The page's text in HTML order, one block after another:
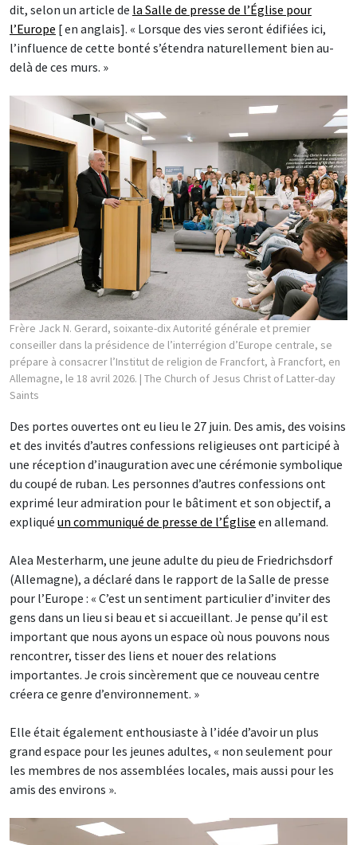
dit, selon un article de la Salle de presse de l’Église pour
l’Europe [ en anglais]. « Lorsque des vies seront édifiées ici,
l’influence de cette bonté s’étendra naturellement bien au-
delà de ces murs. »
Frère Jack N. Gerard, soixante-dix Autorité générale et premier
conseiller dans la présidence de l’interrégion d’Europe centrale, se
prépare à consacrer l’Institut de religion de Francfort, à Francfort, en
Allemagne, le 18 avril 2026. | The Church of Jesus Christ of Latter-day
Saints
Des portes ouvertes ont eu lieu le 27 juin. Des amis, des voisins
et des invités d’autres confessions religieuses ont participé à
une réception d’inauguration avec une cérémonie symbolique
du coupé de ruban. Les personnes d’autres confessions ont
exprimé leur admiration pour le bâtiment et son objectif, a
expliqué un communiqué de presse de l’Église en allemand.
Alea Mesterharm, une jeune adulte du pieu de Friedrichsdorf
(Allemagne), a déclaré dans le rapport de la Salle de presse
pour l’Europe : « C’est un sentiment particulier d’inviter des
gens dans un lieu si beau et si accueillant. Je pense qu’il est
important que nous ayons un espace où nous pouvons nous
rencontrer, tisser des liens et nouer des relations
importantes. Je crois sincèrement que ce nouveau centre
créera ce genre d’environnement. »
Elle était également enthousiaste à l’idée d’avoir un plus
grand espace pour les jeunes adultes, « non seulement pour
les membres de nos assemblées locales, mais aussi pour les
amis des environs ».